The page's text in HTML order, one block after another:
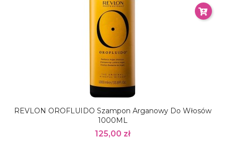
REVLON OROFLUIDO Szampon Arganowy Do Włosów
1000ML
125,00 zł